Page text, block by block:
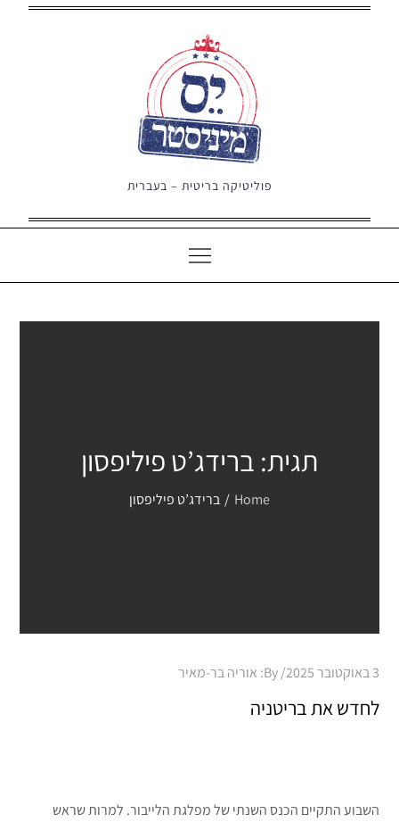
פוליטיקה בריטית – בעברית
תגית: ברידג’ט פיליפסון
Home ברידג’ט פיליפסון
Posted
on
3 באוקטובר 2025 By: אוריה בר-מאיר
לחדש את בריטניה
השבוע התקיים הכנס השנתי של מפלגת הלייבור. למרות שראש